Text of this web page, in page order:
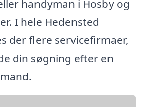
handyman i Hosby og
I hele Hedensted
der flere servicefirmaer,
din søgning efter en